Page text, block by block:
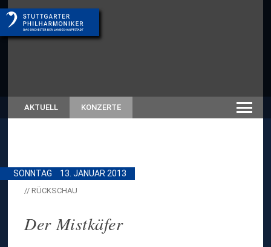
AKTUELL KONZERTE
SONNTAG 13. JANUAR 2013
// RÜCKSCHAU
Der Mistkäfer